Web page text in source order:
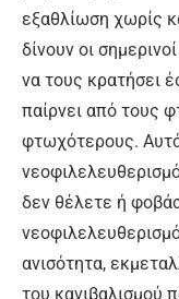
εξαθλίωση χωρίς
δίνουν οι
να τους κρατήσει
παίρνει από τους
φτωχότερους.
δεν θέλετε ή
ανισότητα,
του κανιβαλισμού